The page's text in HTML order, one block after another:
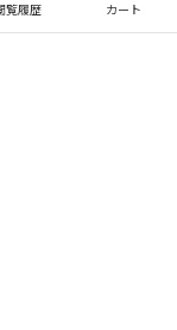
覧履歴 カート